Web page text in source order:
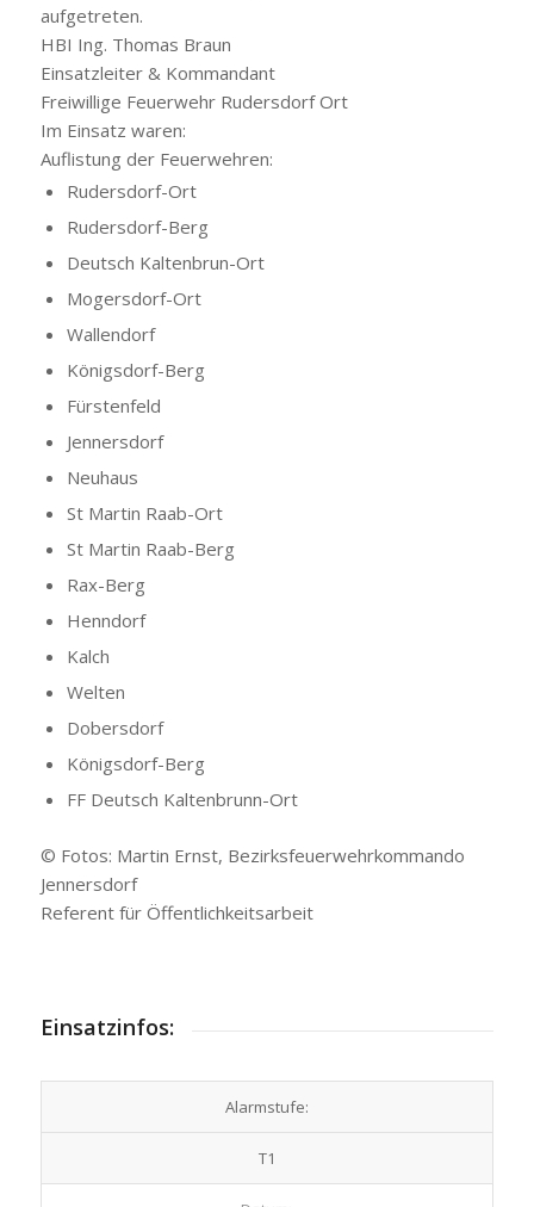
aufgetreten.
HBI Ing. Thomas Braun
Einsatzleiter & Kommandant
Freiwillige Feuerwehr Rudersdorf Ort
Im Einsatz waren:
Auflistung der Feuerwehren:
Rudersdorf-Ort
Rudersdorf-Berg
Deutsch Kaltenbrun-Ort
Mogersdorf-Ort
Wallendorf
Königsdorf-Berg
Fürstenfeld
Jennersdorf
Neuhaus
St Martin Raab-Ort
St Martin Raab-Berg
Rax-Berg
Henndorf
Kalch
Welten
Dobersdorf
Königsdorf-Berg
FF Deutsch Kaltenbrunn-Ort
© Fotos: Martin Ernst, Bezirksfeuerwehrkommando
Jennersdorf
Referent für Öffentlichkeitsarbeit
Einsatzinfos:
Alarmstufe:
T1